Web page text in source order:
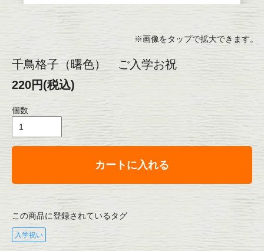
※画像をタップで拡大できます。
千鳥格子（曙色） ご入学お祝
220円(税込)
個数
カートに入れる
この商品に登録されているタグ
入学祝い